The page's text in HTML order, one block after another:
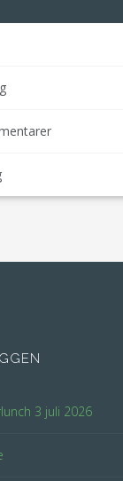
3 juli 2026